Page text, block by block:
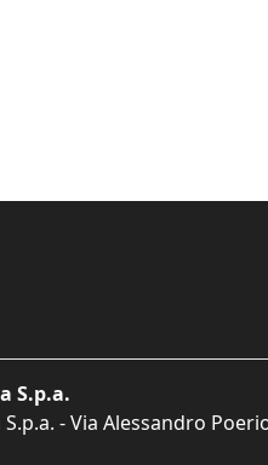
S.p.a.
- Via Alessandro